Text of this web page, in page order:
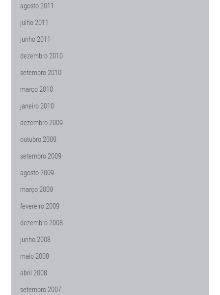
agosto 2011
julho 2011
junho 2011
dezembro 2010
setembro 2010
março 2010
janeiro 2010
dezembro 2009
outubro 2009
setembro 2009
agosto 2009
março 2009
fevereiro 2009
dezembro 2008
junho 2008
maio 2008
abril 2008
setembro 2007